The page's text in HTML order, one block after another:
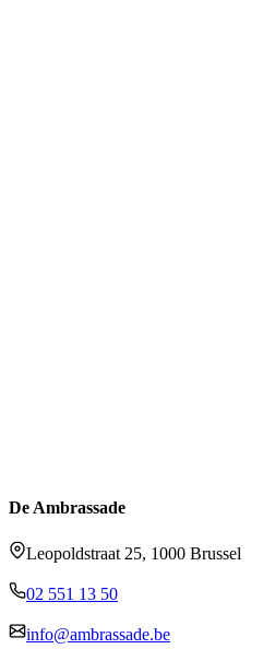
De Ambrassade
Leopoldstraat 25, 1000 Brussel
02 551 13 50
info@ambrassade.be